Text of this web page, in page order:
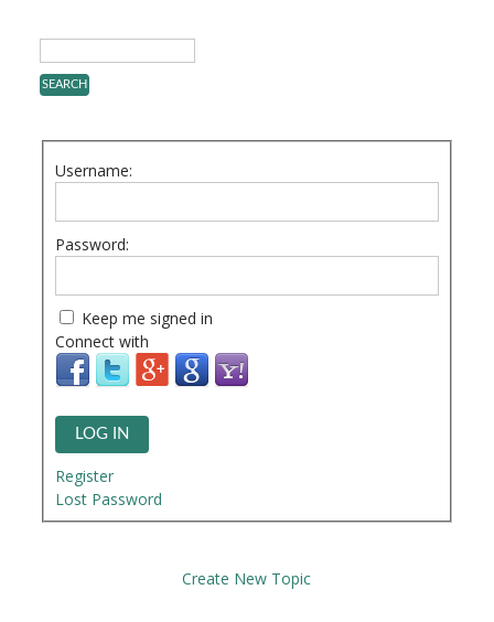
Username:
Password:
Keep me signed in
Connect with
LOG IN
Register
Lost Password
Create New Topic